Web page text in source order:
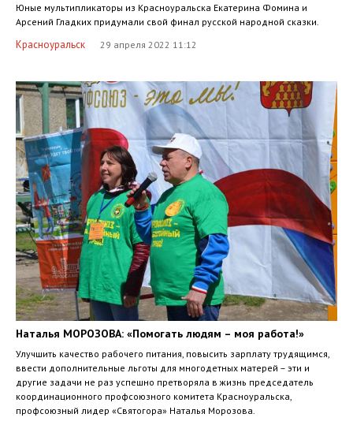
Юные мультипликаторы из Красноуральска Екатерина Фомина и
Арсений Гладких придумали свой финал русской народной сказки.
Красноуральск 29 апреля 2022 11:12
Наталья МОРОЗОВА: «Помогать людям – моя работа!»
Улучшить качество рабочего питания, повысить зарплату трудящимся,
ввести дополнительные льготы для многодетных матерей – эти и
другие задачи не раз успешно претворяла в жизнь председатель
координационного профсоюзного комитета Красноуральска,
профсоюзный лидер «Святогора» Наталья Морозова.